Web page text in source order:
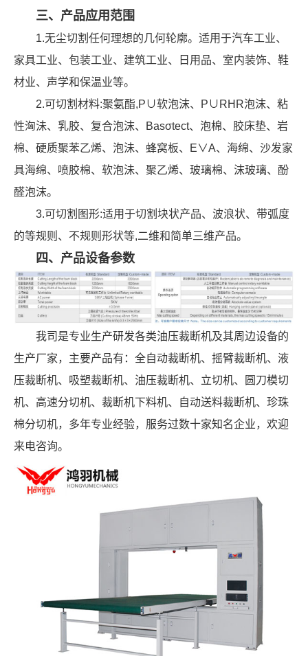
三、产品应用范围
1.无尘切割任何理想的几何轮廓。适用于汽车工业、
家具工业、包装工业、建筑工业、日用品、室内装饰、鞋
材业、声学和保温业等。
2.可切割材料:聚氨酯,P∪软泡沫、P∪RHR泡沫、粘
性洶沬、乳胶、复合泡沫、Basσtect、泡棉、胶床垫、岩
棉、硬质聚苯乙烯、泡沬、蜂窝板、E∨A、海绵、沙发家
具海绵、喷胶棉、软泡沬、聚乙烯、玻璃棉、沫玻璃、酚
醛泡沫。
3.可切割图形:适用于切割块状产品、波浪状、带弧度
的等规则、不规则形状等,二维和简单三维产品。
四、产品设备参数
我司是专业生产研发各类油压裁断机及其周边设备的
生产厂家，主要产品有：全自动裁断机、摇臂裁断机、液
压裁断机、吸塑裁断机、油压裁断机、立切机、圆刀模切
机、高速分切机、裁断机下料机、自动送料裁断机、珍珠
棉分切机，多年专业经验，服务过数十家知名企业，欢迎
来电咨询。